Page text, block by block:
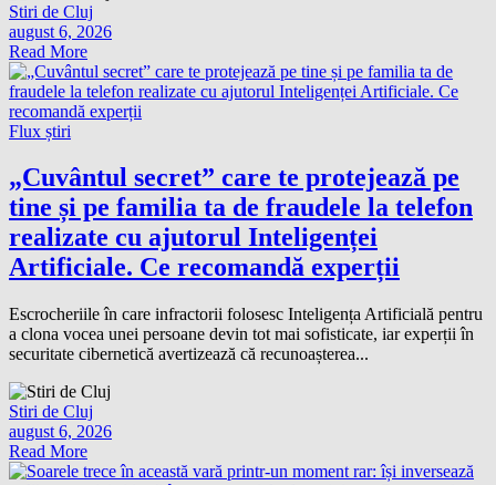
Stiri de Cluj
august 6, 2026
Read More
Flux știri
„Cuvântul secret” care te protejează pe
tine și pe familia ta de fraudele la telefon
realizate cu ajutorul Inteligenței
Artificiale. Ce recomandă experții
Escrocheriile în care infractorii folosesc Inteligența Artificială pentru
a clona vocea unei persoane devin tot mai sofisticate, iar experții în
securitate cibernetică avertizează că recunoașterea...
Stiri de Cluj
august 6, 2026
Read More